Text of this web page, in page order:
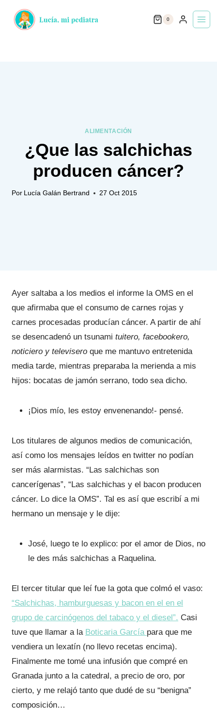
0
ALIMENTACIÓN
¿Que las salchichas
producen cáncer?
Por Lucía Galán Bertrand 27 Oct 2015
Ayer saltaba a los medios el informe la OMS en el
que afirmaba que el consumo de carnes rojas y
carnes procesadas producían cáncer. A partir de ahí
se desencadenó un tsunami tuitero, facebookero,
noticiero y televisero que me mantuvo entretenida
media tarde, mientras preparaba la merienda a mis
hijos: bocatas de jamón serrano, todo sea dicho.
¡Dios mío, les estoy envenenando!- pensé.
Los titulares de algunos medios de comunicación,
así como los mensajes leídos en twitter no podían
ser más alarmistas. “Las salchichas son
cancerígenas”, “Las salchichas y el bacon producen
cáncer. Lo dice la OMS”. Tal es así que escribí a mi
hermano un mensaje y le dije:
José, luego te lo explico: por el amor de Dios, no
le des más salchichas a Raquelina.
El tercer titular que leí fue la gota que colmó el vaso:
“Salchichas, hamburguesas y bacon en el en el
grupo de carcinógenos del tabaco y el diesel”. Casi
tuve que llamar a la Boticaria García para que me
vendiera un lexatín (no llevo recetas encima).
Finalmente me tomé una infusión que compré en
Granada junto a la catedral, a precio de oro, por
cierto, y me relajó tanto que dudé de su “benigna”
composición…